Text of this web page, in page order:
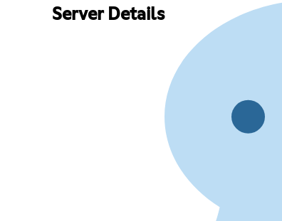
Server Details